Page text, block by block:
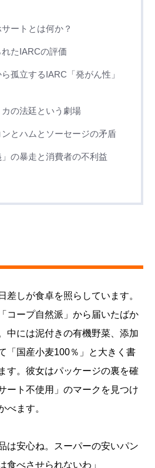
ートとは何か？
たIARCの評価
孤立するIARC「発がん性」
の法廷という劇場
とハムとソーセージの矛盾
の暴走と消費者の不利益
差しが食卓を照らしています。
コープ自然派」から届いたばか
中には泥付きの有機野菜、添加
「国産小麦100％」と大きく書
す。彼女はパッケージの裏を確
ート不使用」のマークを見つけ
べます。
は安心ね。スーパーの安いパン
食べさせられないわ」